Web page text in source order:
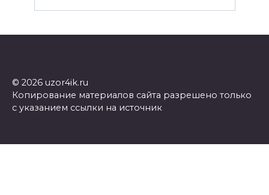
© 2026 uzor4ik.ru
Копирование материалов сайта разрешено только
с указанием ссылки на источник